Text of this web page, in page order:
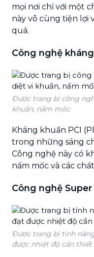
mọi nơi chỉ với một
này vô cùng tiện lợi
quả.
Công nghệ
Được trang bị công
khuẩn, nấm mốc
Kháng khuẩn PCI
trong những sáng
Công nghệ này có
nấm mốc và các
Công nghệ
Được trang bị tính
được nhiệt độ cần